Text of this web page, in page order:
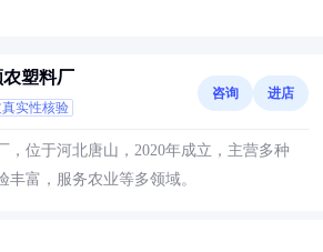
塑料厂
实性核验
咨询 进店
，位于河北唐山，2020年成立，主营多种
丰富，服务农业等多领域。